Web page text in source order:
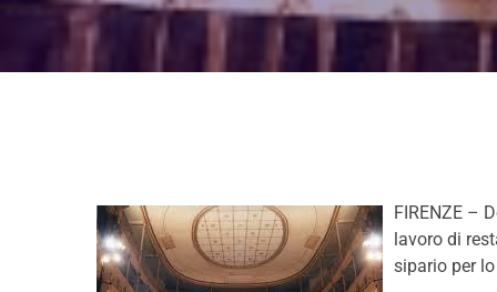
FIRENZE –
lavoro di
sipario per